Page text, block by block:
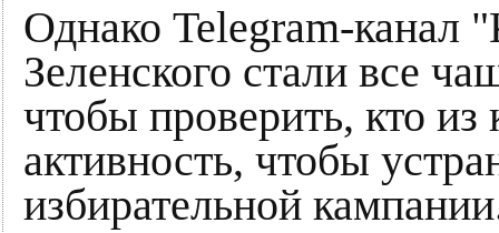
Однако Telegram-канал
Зеленского стали все
чтобы проверить, кто из
активность, чтобы
избирательной